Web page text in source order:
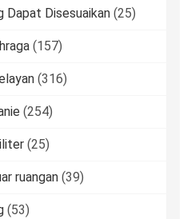
Dapat Disesuaikan (25)
(157)
(316)
(254)
(25)
ruangan (39)
(53)